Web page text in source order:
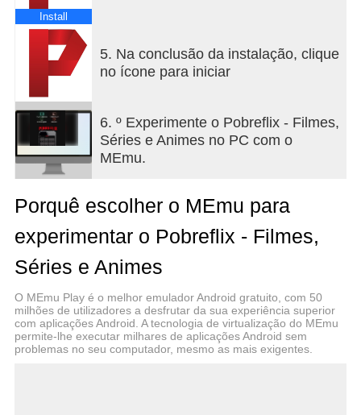
Install
5. Na conclusão da instalação, clique
no ícone para iniciar
6. º Experimente o Pobreflix - Filmes,
Séries e Animes no PC com o
MEmu.
Porquê escolher o MEmu para
experimentar o Pobreflix - Filmes,
Séries e Animes
O MEmu Play é o melhor emulador Android gratuito, com 50
milhões de utilizadores a desfrutar da sua experiência superior
com aplicações Android. A tecnologia de virtualização do MEmu
permite-lhe executar milhares de aplicações Android sem
problemas no seu computador, mesmo as mais exigentes.